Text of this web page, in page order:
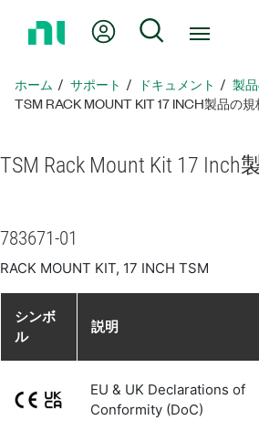
ペ
ー
戻
Myアカウント
検索
ホーム サポート ドキュメント
製
TSM RACK MOUNT KIT 17 INCH製品​の​
TSM Rack Mount Kit 17 Inch
783671-01
RACK MOUNT KIT, 17 INCH TSM
シンボ
ル
説明
EU & UK Declarations of
Conformity (DoC)